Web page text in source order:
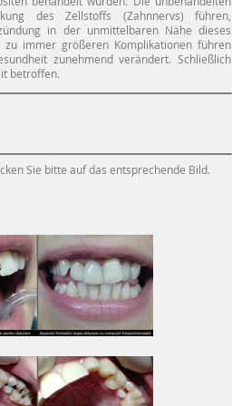
des Zellstoffs (Zahnnervs) führen,
in der unmittelbaren Nähe dieses
immer größeren Komplikationen führen
zunehmend verändert. Schließlich
betroffen.
Sie bitte auf das entsprechende Bild.